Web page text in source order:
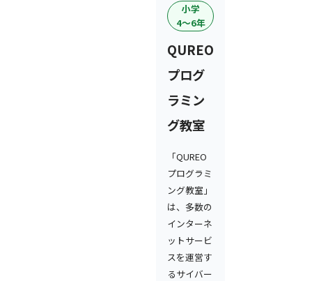
小学
4〜6年
QUREO
プログ
ラミン
グ教室
「QUREO
プログラミ
ング教室」
は、多数の
インターネ
ットサービ
スを運営す
るサイバー